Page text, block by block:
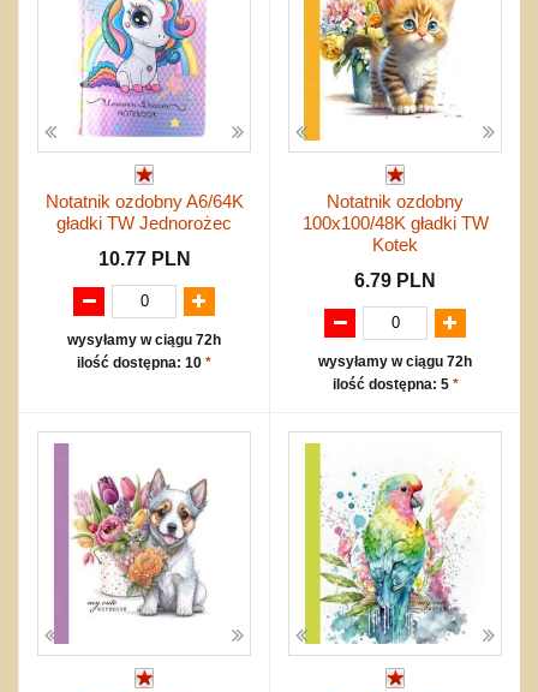
Notatnik ozdobny A6/64K
gładki TW Jednorożec
10.77 PLN
wysyłamy w ciągu 72h
ilość dostępna: 10 *
Notatnik ozdobny
100x100/48K gładki TW
Kotek
6.79 PLN
wysyłamy w ciągu 72h
ilość dostępna: 5 *